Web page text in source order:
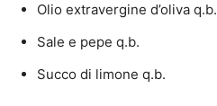
Olio extravergine d’oliva q.b.
Sale e pepe q.b.
Succo di limone q.b.